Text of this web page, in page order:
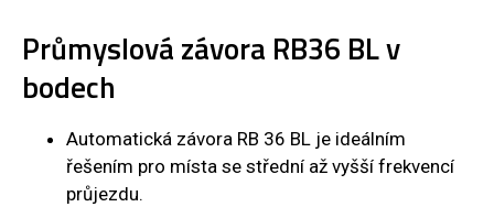
Průmyslová závora RB36 BL v
bodech
Automatická závora RB 36 BL je ideálním
řešením pro místa se střední až vyšší frekvencí
průjezdu.